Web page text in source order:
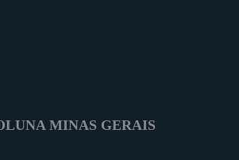
MINAS GERAIS